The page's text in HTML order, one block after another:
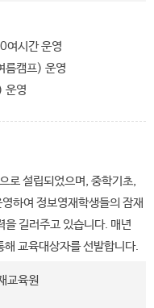
여시간 운영
름캠프) 운영
운영
로 설립되었으며, 중학기초,
하여 정보영재학생들의 잠재
을 길러주고 있습니다. 매년
교육대상자를 선발합니다.
교육원